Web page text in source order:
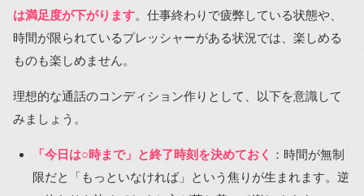
は満足度が下がります。仕事終わりで疲弊している状態や、
時間が限られているプレッシャーがある状況では、楽しめる
ものも楽しめません。
理想的な通話のコンディション作りとして、以下を意識して
みましょう。
「今日は○時まで」と終了時刻を決めておく ：時間が無制
限だと「もっといなければ」という焦りが生まれます。逆